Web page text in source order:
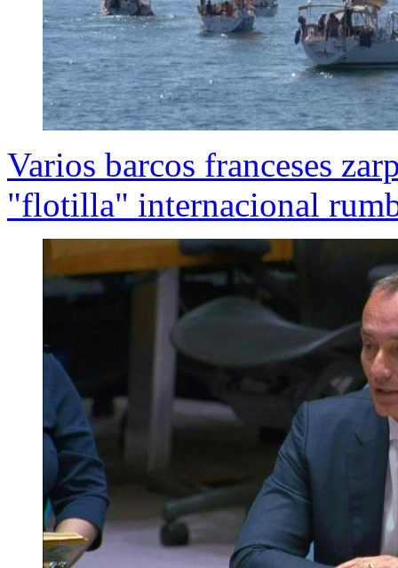
Varios barcos franceses
"flotilla" internacional